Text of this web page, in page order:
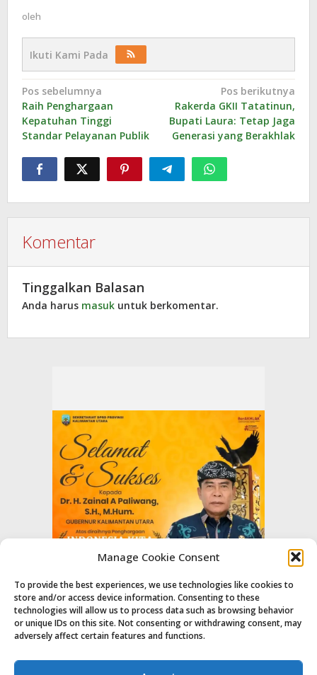
Manage Cookie Consent
To provide the best experiences, we use technologies like cookies to
store and/or access device information. Consenting to these
technologies will allow us to process data such as browsing behavior
or unique IDs on this site. Not consenting or withdrawing consent, may
adversely affect certain features and functions.
oleh
Ikuti Kami Pada
Navigasi
pos
Pos sebelumnya
Raih Penghargaan
Kepatuhan Tinggi
Standar Pelayanan Publik
Pos berikutnya
Rakerda GKII Tatatinun,
Bupati Laura: Tetap Jaga
Generasi yang Berakhlak
Komentar
Tinggalkan Balasan
Anda harus masuk untuk berkomentar.